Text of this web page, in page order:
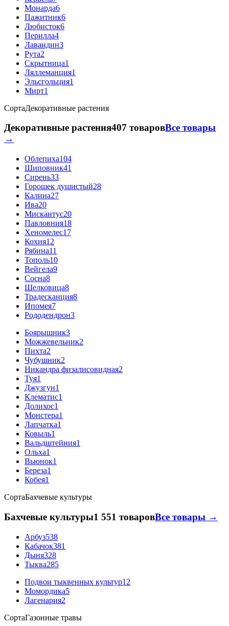
Монарда6
Пажитник6
Любисток6
Перилла4
Лавандин3
Рута2
Скрытница1
Ляллеманция1
Эльсгольция1
Мирт1
СортаДекоративные растения
Декоративные растения407 товаровВсе товары
→
Облепиха104
Шиповник41
Сирень33
Горошек душистый28
Калина27
Ива20
Мискантус20
Павловния18
Хеномелес17
Кохия12
Рябина11
Тополь10
Вейгела9
Сосна8
Шелковица8
Традесканция8
Ипомея7
Рододендрон3
Боярышник3
Можжевельник2
Пихта2
Чубушник2
Никандра физалисовидная2
Туя1
Джузгун1
Клематис1
Долихос1
Монстера1
Лапчатка1
Ковыль1
Вальдштейния1
Ольха1
Вьюнок1
Береза1
Кобея1
СортаБахчевые культуры
Бахчевые культуры1 551 товаровВсе товары →
Арбуз538
Кабачок381
Дыня328
Тыква285
Подвои тыквенных культур12
Момордика5
Лагенария2
СортаГазонные травы